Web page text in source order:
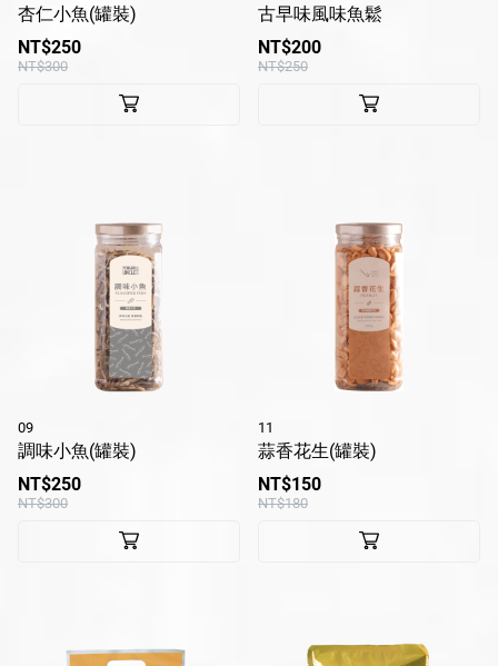
杏仁小魚(罐裝)
NT$250
NT$300
古早味風味魚鬆
NT$200
NT$250
09
調味小魚(罐裝)
NT$250
NT$300
11
蒜香花生(罐裝)
NT$150
NT$180